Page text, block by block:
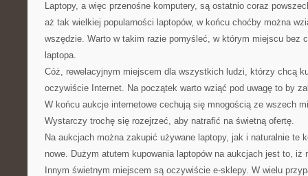
Laptopy, a więc przenośne komputery, są ostatnio coraz
aż tak wielkiej popularności laptopów, w końcu choćby można
wszędzie. Warto w takim razie pomyśleć, w którym miejscu bez
laptopa.
Cóż, rewelacyjnym miejscem dla wszystkich ludzi, którzy chcą
oczywiście Internet. Na początek warto wziąć pod uwagę to by
W końcu aukcje internetowe cechują się mnogością ze wszech
Wystarczy trochę się rozejrzeć, aby natrafić na świetną ofertę.
Na aukcjach można zakupić używane laptopy, jak i naturalnie te
nowe. Dużym atutem kupowania laptopów na aukcjach jest to, iż
Innym świetnym miejscem są oczywiście e-sklepy. W wielu